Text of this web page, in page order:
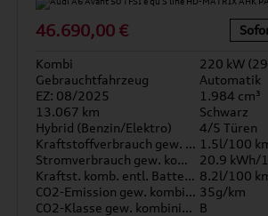
46.690,00 €
Kombi
220 kW
Gebrauchtfahrzeug
Automatik
EZ: 08/2025
1.984 cm³
13.067 km
Schwarz
Hybrid (Benzin/Elektro)
4/5 Türen
Kraftstoffverbrauch gew. kombiniert 1.5l/100
Stromverbrauch gew. kombiniert
20.9 kWh/
Kraftst. komb. entl. Batterie 8.2l/100
CO2-Emission gew. kombiniert 35g/km
CO2-Klasse gew. kombiniert B